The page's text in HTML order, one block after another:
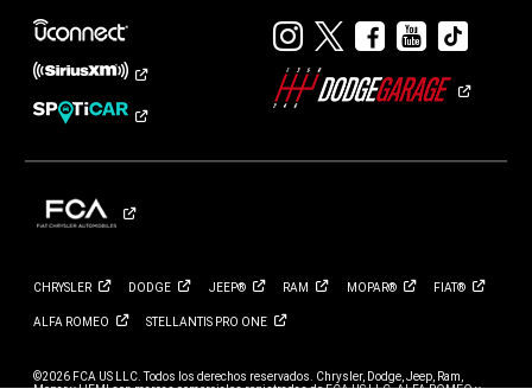
Visitar
Dodge
en
Visitar
en
Visitar
en
Visitar
en en
CHRYSLER DODGE JEEP® RAM MOPAR® FIAT®
ALFA ROMEO STELLANTIS PRO ONE
©2026 FCA US LLC. Todos los derechos reservados. Chrysler, Dodge, Jeep, Ram,